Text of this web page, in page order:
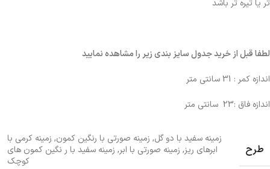
تر یا تیره تر باشد
لطفا قبل از خرید جدول سایز بندی زیر را مشاهده نمایید
اندازه کمر : 31 سانتی متر
اندازه فاق :23 سانتی متر
طرح
زمینه سفید با دو گل, زمینه صورتی با رنگین کمون, زمینه کرمی با
ابرهای ریز, زمینه صورتی با ابر, زمینه سفید با ر نگین کمون های
کوچک